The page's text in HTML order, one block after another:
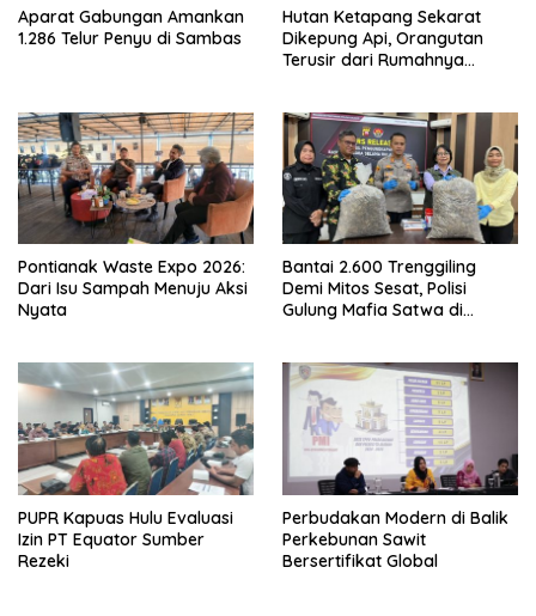
Aparat Gabungan Amankan
1.286 Telur Penyu di Sambas
Hutan Ketapang Sekarat
Dikepung Api, Orangutan
Terusir dari Rumahnya
Pontianak Waste Expo 2026:
Dari Isu Sampah Menuju Aksi
Nyata
Bantai 2.600 Trenggiling
Demi Mitos Sesat, Polisi
Gulung Mafia Satwa di
PUPR Kapuas Hulu Evaluasi
Izin PT Equator Sumber
Rezeki
Perbudakan Modern di Balik
Perkebunan Sawit
Bersertifikat Global